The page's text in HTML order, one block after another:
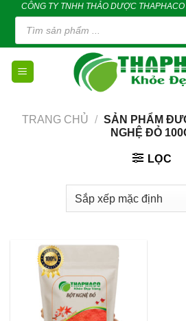
content
CÔNG TY TNHH THẢO DƯỢC THAPHACO
Tìm
kiếm
phẩm
TRANG CHỦ / SẢN PHẨM
NGHỆ ĐỎ
LỌC